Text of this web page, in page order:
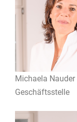
Michaela Nauder
Geschäftsstelle